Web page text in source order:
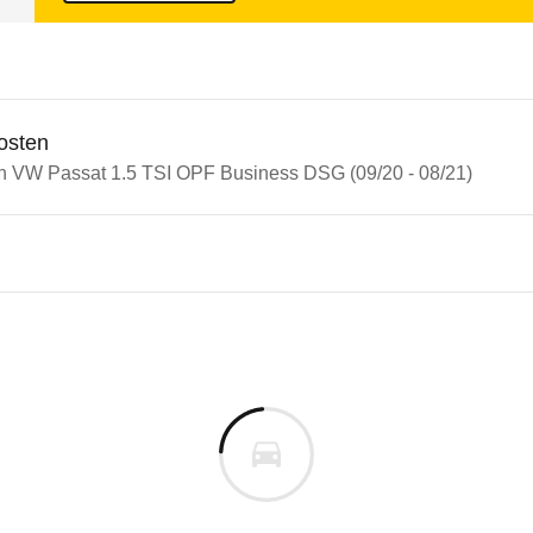
VW Passat 1.5 TSI OPF Business DSG (09/20 - 08/21)
Baureihengeneration wie das